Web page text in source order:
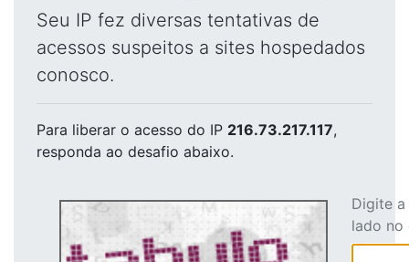
Seu IP fez diversas tentativas de
acessos suspeitos a sites hospedados
conosco.
Para liberar o acesso do IP 216.73.217.117,
responda ao desafio abaixo.
Digite
lado no